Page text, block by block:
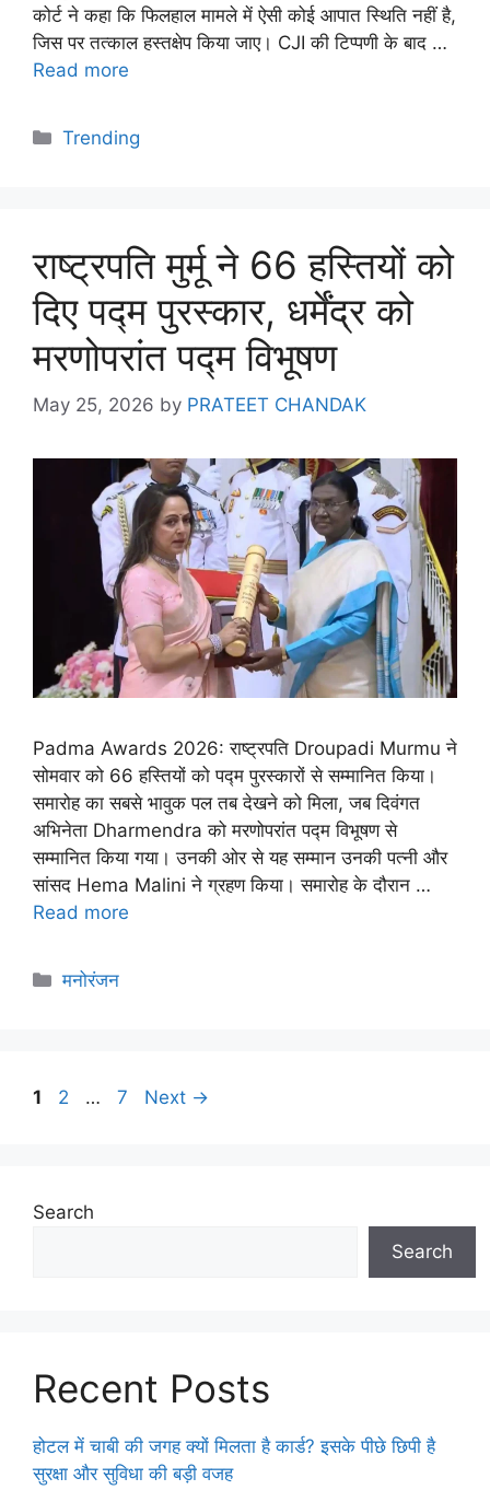
कोर्ट ने कहा कि फिलहाल मामले में ऐसी कोई आपात स्थिति नहीं है,
जिस पर तत्काल हस्तक्षेप किया जाए। CJI की टिप्पणी के बाद …
Read more
Trending
राष्ट्रपति मुर्मू ने 66 हस्तियों को
दिए पद्म पुरस्कार, धर्मेंद्र को
मरणोपरांत पद्म विभूषण
May 25, 2026 by PRATEET CHANDAK
Padma Awards 2026: राष्ट्रपति Droupadi Murmu ने
सोमवार को 66 हस्तियों को पद्म पुरस्कारों से सम्मानित किया।
समारोह का सबसे भावुक पल तब देखने को मिला, जब दिवंगत
अभिनेता Dharmendra को मरणोपरांत पद्म विभूषण से
सम्मानित किया गया। उनकी ओर से यह सम्मान उनकी पत्नी और
सांसद Hema Malini ने ग्रहण किया। समारोह के दौरान …
Read more
मनोरंजन
1 2 … 7 Next →
Search
Search
Recent Posts
होटल में चाबी की जगह क्यों मिलता है कार्ड? इसके पीछे छिपी है
सुरक्षा और सुविधा की बड़ी वजह